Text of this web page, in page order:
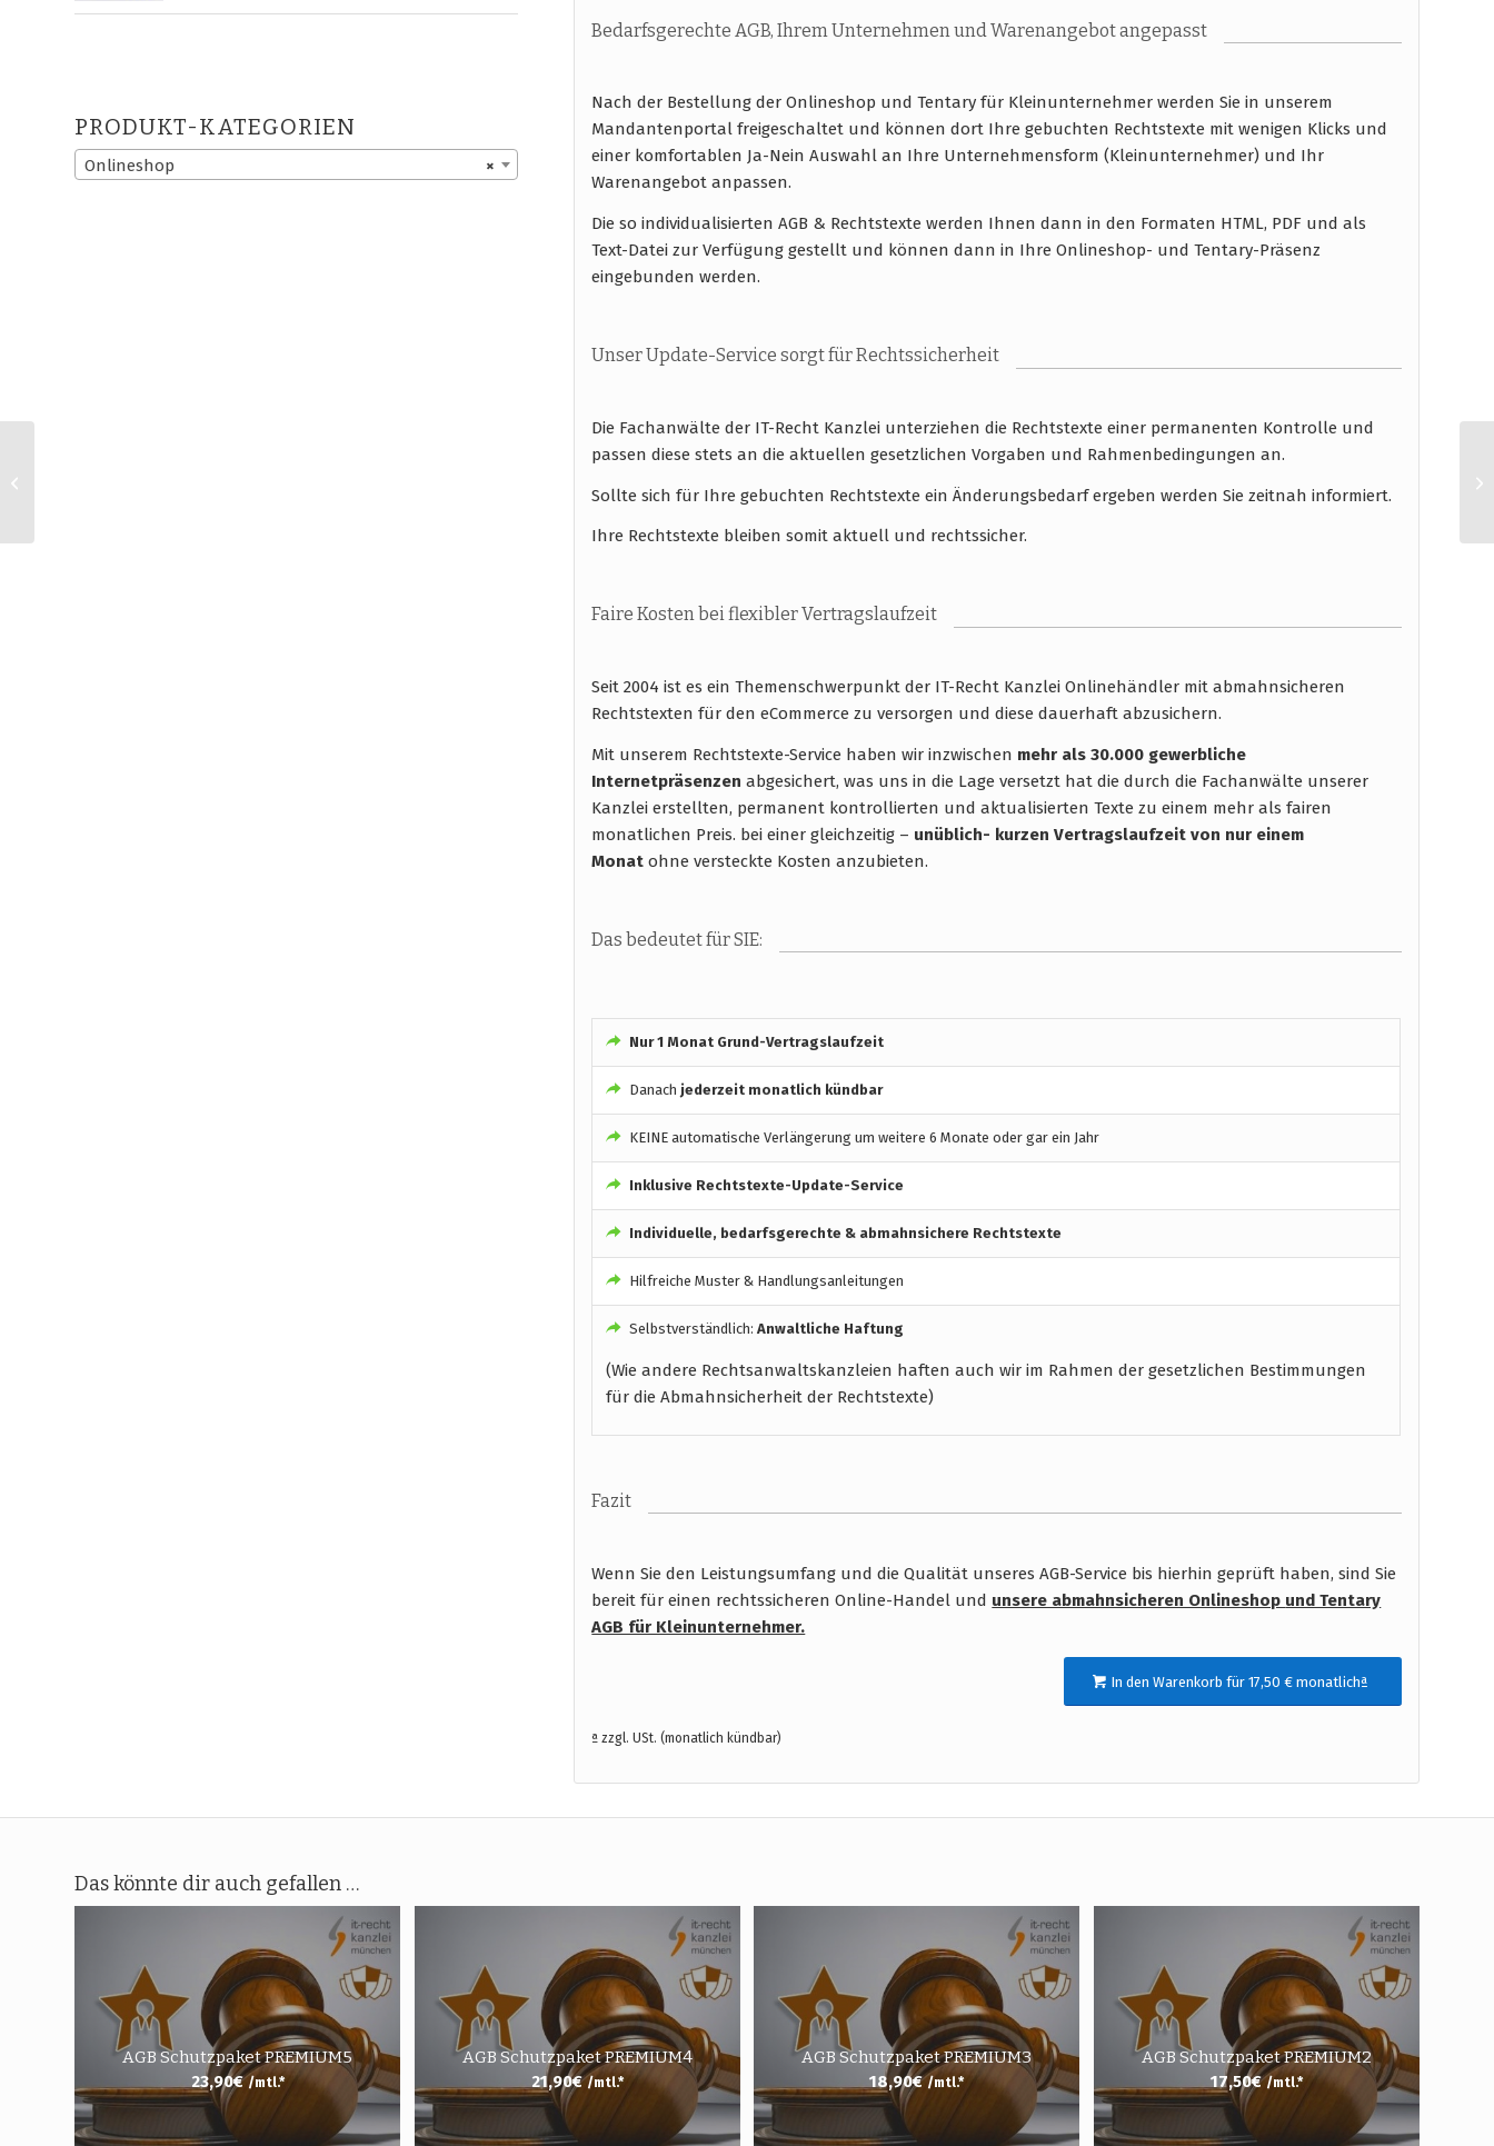
PRODUKT-KATEGORIEN
×
Onlineshop
Bedarfsgerechte AGB, Ihrem Unternehmen und Warenangebot angepasst
Nach der Bestellung der Onlineshop und Tentary für Kleinunternehmer werden Sie in unserem
Mandantenportal freigeschaltet und können dort Ihre gebuchten Rechtstexte mit wenigen Klicks und
einer komfortablen Ja-Nein Auswahl an Ihre Unternehmensform (Kleinunternehmer) und Ihr
Warenangebot anpassen.
Die so individualisierten AGB & Rechtstexte werden Ihnen dann in den Formaten HTML, PDF und als
Text-Datei zur Verfügung gestellt und können dann in Ihre Onlineshop- und Tentary-Präsenz
eingebunden werden.
Unser Update-Service sorgt für Rechtssicherheit
Die Fachanwälte der IT-Recht Kanzlei unterziehen die Rechtstexte einer permanenten Kontrolle und
passen diese stets an die aktuellen gesetzlichen Vorgaben und Rahmenbedingungen an.
Sollte sich für Ihre gebuchten Rechtstexte ein Änderungsbedarf ergeben werden Sie zeitnah informiert.
Ihre Rechtstexte bleiben somit aktuell und rechtssicher.
Faire Kosten bei flexibler Vertragslaufzeit
Seit 2004 ist es ein Themenschwerpunkt der IT-Recht Kanzlei Onlinehändler mit abmahnsicheren
Rechtstexten für den eCommerce zu versorgen und diese dauerhaft abzusichern.
Mit unserem Rechtstexte-Service haben wir inzwischen mehr als 30.000 gewerbliche
Internetpräsenzen abgesichert, was uns in die Lage versetzt hat die durch die Fachanwälte unserer
Kanzlei erstellten, permanent kontrollierten und aktualisierten Texte zu einem mehr als fairen
monatlichen Preis. bei einer gleichzeitig – unüblich- kurzen Vertragslaufzeit von nur einem
Monatohne versteckte Kosten anzubieten.
Das bedeutet für SIE:
Nur 1 Monat Grund-Vertragslaufzeit
Danach jederzeit monatlich kündbar
KEINE automatische Verlängerung um weitere 6 Monate oder gar ein Jahr
Inklusive Rechtstexte-Update-Service
Individuelle, bedarfsgerechte & abmahnsichere Rechtstexte
Hilfreiche Muster & Handlungsanleitungen
Selbstverständlich: Anwaltliche Haftung
(Wie andere Rechtsanwaltskanzleien haften auch wir im Rahmen der gesetzlichen Bestimmungen
für die Abmahnsicherheit der Rechtstexte)
Fazit
Wenn Sie den Leistungsumfang und die Qualität unseres AGB-Service bis hierhin geprüft haben, sind Sie
bereit für einen rechtssicheren Online-Handel und unsere abmahnsicheren Onlineshop und Tentary
AGB für Kleinunternehmer.
In den Warenkorb für 17,50 € monatlichª
ª zzgl. USt. (monatlich kündbar)
Das könnte dir auch gefallen …
AGB Schutzpaket PREMIUM5
23,90€ /mtl.*
AGB Schutzpaket PREMIUM4
21,90€ /mtl.*
AGB Schutzpaket PREMIUM3
18,90€ /mtl.*
AGB Schutzpaket PREMIUM2
17,50€ /mtl.*